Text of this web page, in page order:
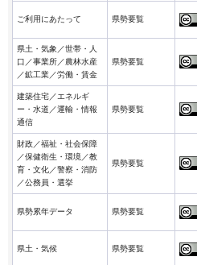
ご利用にあたって 県勢要覧
県土・気象／世帯・人
口／事業所／農林水産
／鉱工業／労働・賃金
県勢要覧
建築住宅／エネルギ
ー・水道／運輸・情報
通信
県勢要覧
財政／福祉・社会保障
／保健衛生・環境／教
育・文化／警察・消防
／公務員・選挙
県勢要覧
県勢累年データ 県勢要覧
県土・気候 県勢要覧